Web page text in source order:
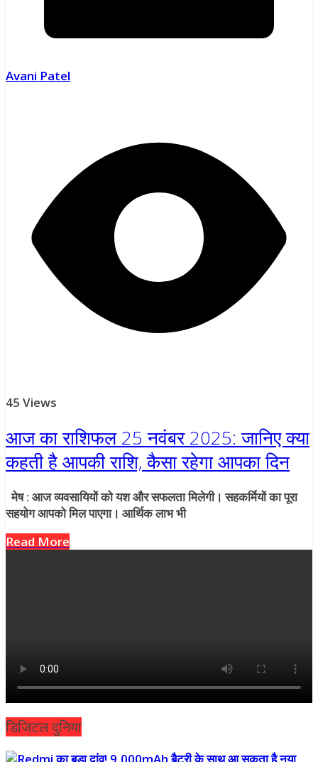
Avani Patel
45 Views
आज का राशिफल 25 नवंबर 2025: जानिए क्या
कहती है आपकी राशि, कैसा रहेगा आपका दिन
मेष : आज व्यवसायियों को यश और सफलता मिलेगी। सहकर्मियों का पूरा
सहयोग आपको मिल पाएगा। आर्थिक लाभ भी
Read More
डिजिटल दुनिया